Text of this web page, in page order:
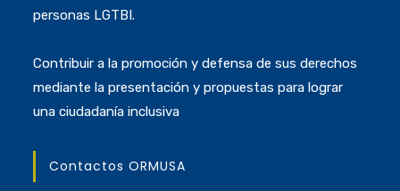
personas LGTBI.
Contribuir a la promoción y defensa de sus derechos
mediante la presentación y propuestas para lograr
una ciudadanía inclusiva
Contactos ORMUSA